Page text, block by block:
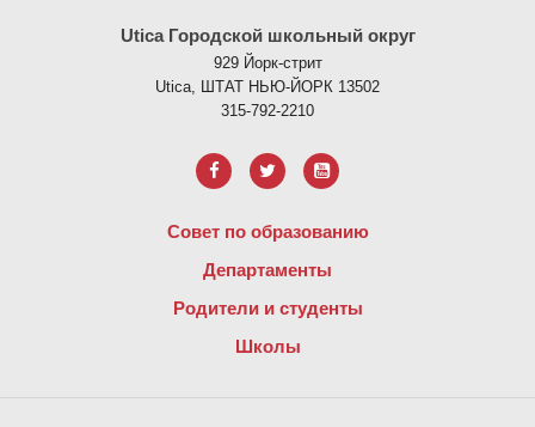
Utica Городской школьный округ
929 Йорк-стрит
Utica, ШТАТ НЬЮ-ЙОРК 13502
315-792-2210
Совет по образованию
Департаменты
Родители и студенты
Школы